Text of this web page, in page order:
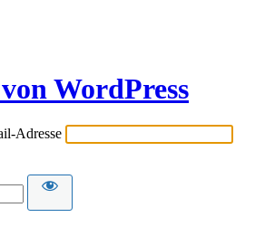
WordPress
Adresse